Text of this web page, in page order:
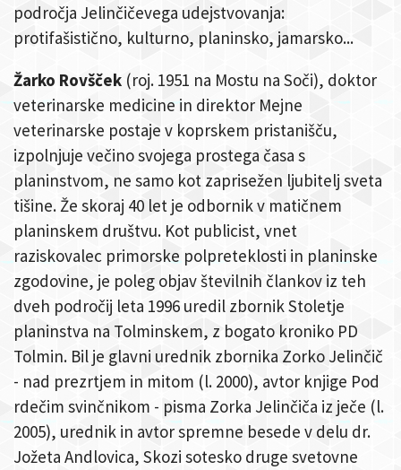
področja Jelinčičevega udejstvovanja:
protifašistično, kulturno, planinsko, jamarsko...
Žarko Rovšček (roj. 1951 na Mostu na Soči), doktor
veterinarske medicine in direktor Mejne
veterinarske postaje v koprskem pristanišču,
izpolnjuje večino svojega prostega časa s
planinstvom, ne samo kot zaprisežen ljubitelj sveta
tišine. Že skoraj 40 let je odbornik v matičnem
planinskem društvu. Kot publicist, vnet
raziskovalec primorske polpreteklosti in planinske
zgodovine, je poleg objav številnih člankov iz teh
dveh področij leta 1996 uredil zbornik Stoletje
planinstva na Tolminskem, z bogato kroniko PD
Tolmin. Bil je glavni urednik zbornika Zorko Jelinčič
- nad prezrtjem in mitom (l. 2000), avtor knjige Pod
rdečim svinčnikom - pisma Zorka Jelinčiča iz ječe (l.
2005), urednik in avtor spremne besede v delu dr.
Jožeta Andlovica, Skozi sotesko druge svetovne